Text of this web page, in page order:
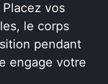
vos
le corps
pendant
engage votre